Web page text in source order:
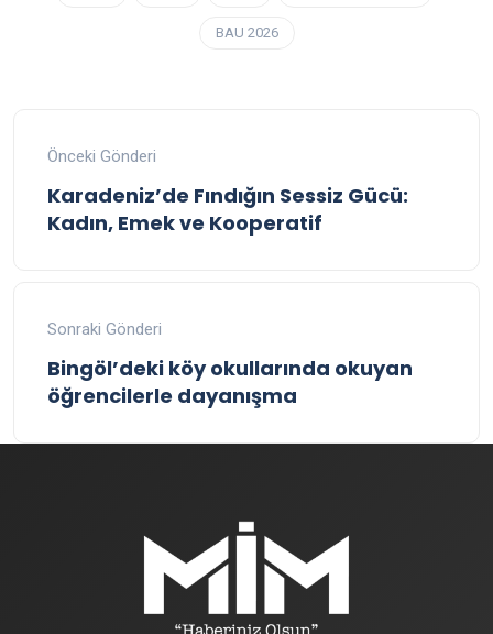
BAU 2026
Önceki Gönderi
Karadeniz’de Fındığın Sessiz Gücü:
Kadın, Emek ve Kooperatif
Sonraki Gönderi
Bingöl’deki köy okullarında okuyan
öğrencilerle dayanışma